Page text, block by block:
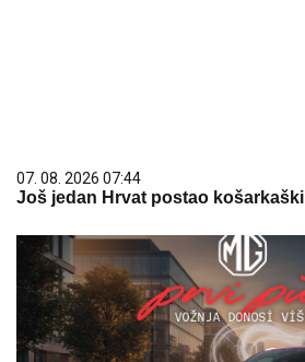
07. 08. 2026 07:44
Još jedan Hrvat postao